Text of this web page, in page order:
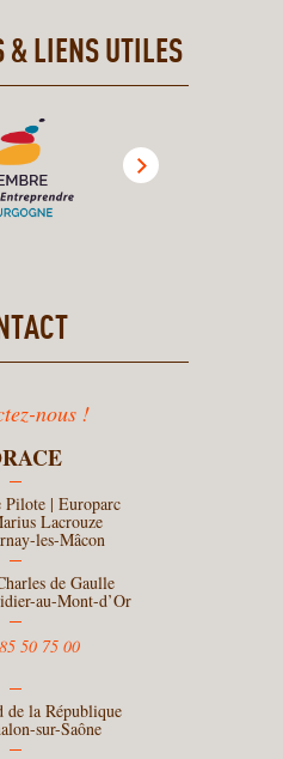
& LIENS UTILES
nous !
| Europarc
Lacrouze
les-Mâcon
de Gaulle
au-Mont-d’Or
50 75 00
de la République
sur-Saône